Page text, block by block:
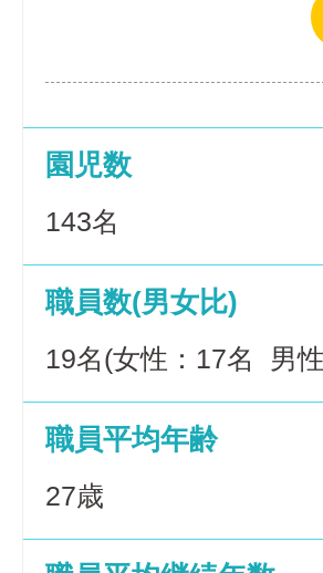
園児数
143名
職員数(男女比)
19名(女性：17名 男
職員平均年齢
27歳